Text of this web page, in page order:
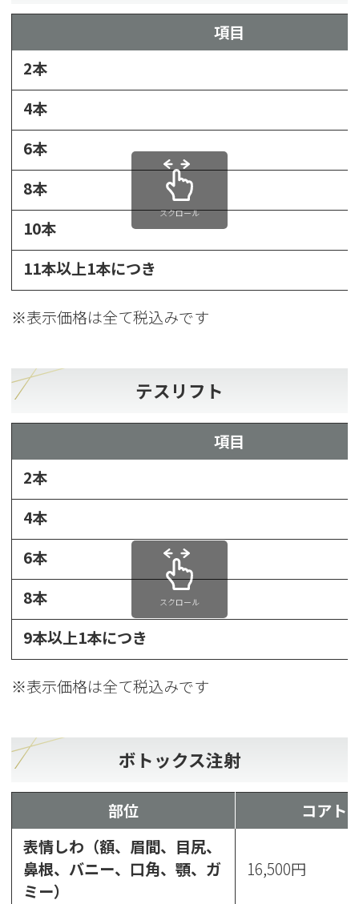
項目
2本
4本
6本
8本
10本
11本以上1本につき
※表示価格は全て税込みです
スクロール
テスリフト
項目
2本
4本
6本
8本
9本以上1本につき
※表示価格は全て税込みです
スクロール
ボトックス注射
部位
コアト
表情しわ（額、眉間、目尻、
鼻根、バニー、口角、顎、ガ
ミー）
16,500円